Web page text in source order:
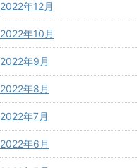
2022年12月
2022年10月
2022年9月
2022年8月
2022年7月
2022年6月